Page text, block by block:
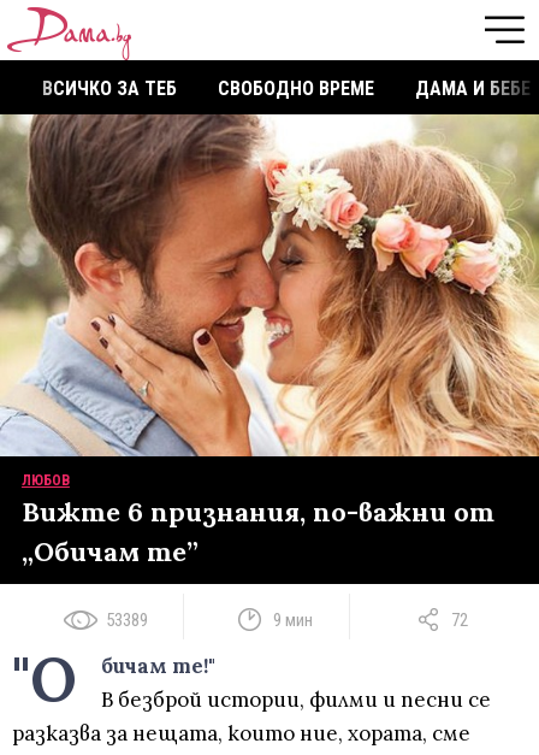
ВСИЧКО ЗА ТЕБ СВОБОДНО ВРЕМЕ ДАМА И БЕБЕ
ЛЮБОВ
Вижте 6 признания, по-важни от
„Обичам те”
53389 9 мин 72
"О
бичам те!"
В безброй истории, филми и песни се
разказва за нещата, които ние, хората, сме